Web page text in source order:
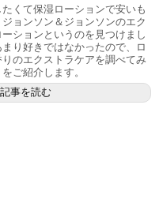
くて保湿ローションで安いも
ョンソン＆ジョンソンのエク
ションというのを見つけまし
り好きではなかったので、ロ
のエクストラケアを調べてみ
ご紹介します。
記事を読む